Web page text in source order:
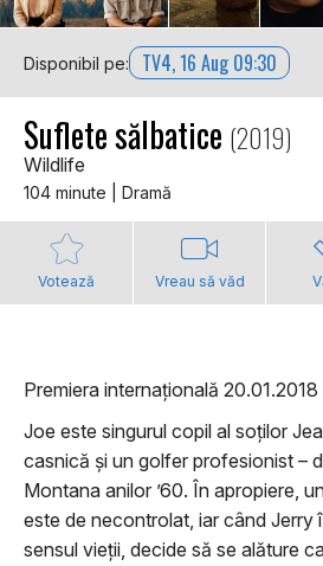
Disponibil pe: TV4, 16 Aug 09:30
Suflete sălbatice (2019)
Wildlife
104 minute | Dramă
Votează Vreau să văd
Premiera internațională 20.01.2018
Joe este singurul copil al soților
casnică și un golfer profesionist –
Montana anilor ’60. În apropiere,
este de necontrolat, iar când Jerry
sensul vieții, decide să se alăture